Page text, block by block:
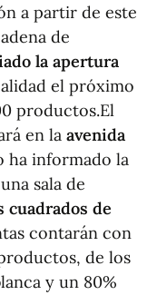
a partir de este
de
la apertura
el próximo
productos.El
en la avenida
ha informado la
sala de
cuadrados de
contarán con
de los
y un 80%